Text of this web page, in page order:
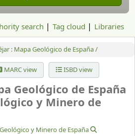
search Tag cloud Libraries
: Mapa Geológico de España /
MARC view ISBD view
Geológico de España
y Minero de
y Minero de España